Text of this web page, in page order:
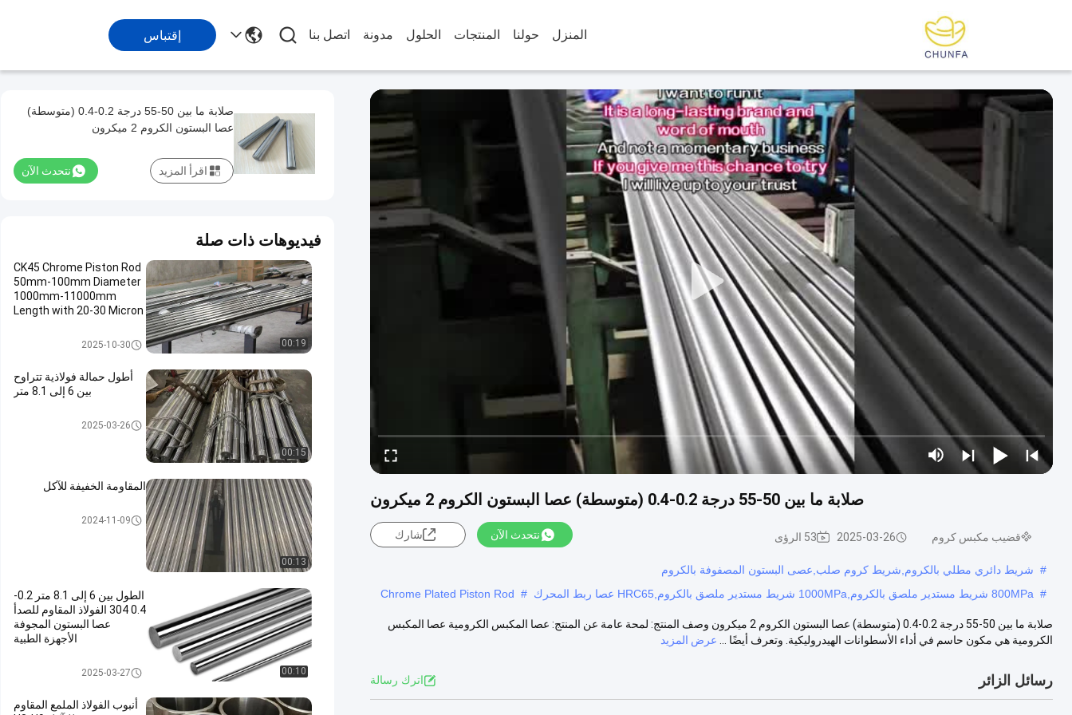
المنزل حولنا المنتجات الحلول مدونة اتصل بنا إقتباس
صلابة ما بين 50-55 درجة 0.2-0.4 (متوسطة) عصا البستون الكروم 2 ميكرون
قضيب مكبس كروم 2025-03-26 53 الرؤى نتحدث الآن شارك
# شريط دائري مطلي بالكروم,شريط كروم صلب,عصى البستون المصفوفة بالكروم
# 800MPa شريط مستدير ملصق بالكروم,1000MPa شريط مستدير ملصق بالكروم,HRC65 عصا ربط المحرك #
Chrome Plated Piston Rod
صلابة ما بين 50-55 درجة 0.2-0.4 (متوسطة) عصا البستون الكروم 2 ميكرون وصف المنتج: لمحة عامة عن المنتج: عصا المكبس الكرومية عصا المكبس
الكرومية هي مكون حاسم في أداء الأسطوانات الهيدروليكية. وتعرف أيضًا ...
عرض المزيد
رسائل الزائر اترك رسالة
صلابة ما بين 50-55 درجة 0.2-0.4 (متوسطة)
عصا البستون الكروم 2 ميكرون
نتحدث الآن اقرأ المزيد
فيديوهات ذات صلة
00:19
CK45 Chrome Piston Rod
50mm-100mm Diameter
1000mm-11000mm
Length with 20-30 Micron
قضيب مكبس كروم2025-10-30
00:15
أطول حمالة فولاذية تتراوح
بين 6 إلى 8.1 متر
قضيب مكبس كروم2025-03-26
00:13
المقاومة الخفيفة للآكل
قضيب معدني مجوف
2024-11-09
00:10
الطول بين 6 إلى 8.1 متر 0.2-
0.4 304 الفولاذ المقاوم للصدأ
عصا البستون المجوفة
الأجهزة الطبية
قضيب المكبس المجوف2025-03-27
أنبوب الفولاذ الملمع المقاوم